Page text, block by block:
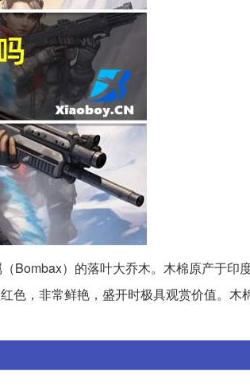
Bombax）的落叶大乔木。木棉原产于印
色，非常鲜艳，盛开时极具观赏价值。木